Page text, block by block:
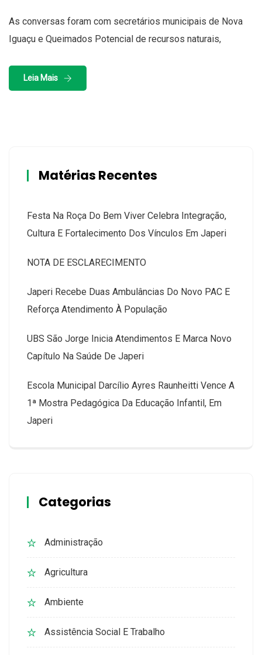
As conversas foram com secretários municipais de Nova
Iguaçu e Queimados Potencial de recursos naturais,
Leia Mais
Matérias Recentes
Festa Na Roça Do Bem Viver Celebra Integração,
Cultura E Fortalecimento Dos Vínculos Em Japeri
NOTA DE ESCLARECIMENTO
Japeri Recebe Duas Ambulâncias Do Novo PAC E
Reforça Atendimento À População
UBS São Jorge Inicia Atendimentos E Marca Novo
Capítulo Na Saúde De Japeri
Escola Municipal Darcílio Ayres Raunheitti Vence A
1ª Mostra Pedagógica Da Educação Infantil, Em
Japeri
Categorias
Administração
Agricultura
Ambiente
Assistência Social E Trabalho